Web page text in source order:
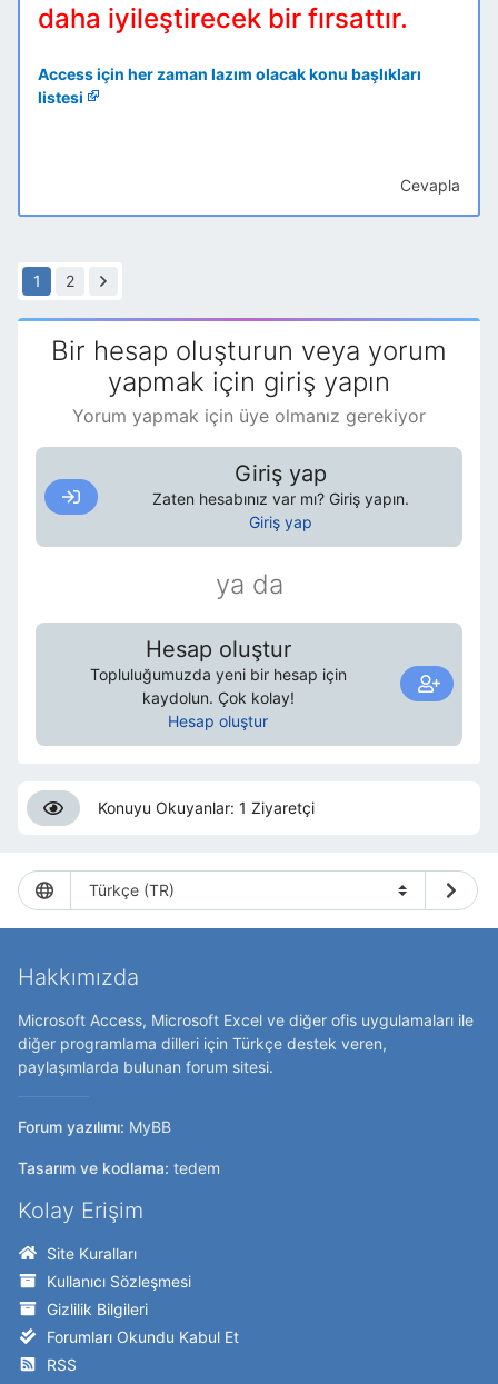
daha iyileştirecek bir fırsattır.
Access için her zaman lazım olacak konu başlıkları
listesi
Cevapla
1 2
Bir hesap oluşturun veya yorum
yapmak için giriş yapın
Yorum yapmak için üye olmanız gerekiyor
Giriş yap
Zaten hesabınız var mı? Giriş yapın.
Giriş yap
ya da
Hesap oluştur
Topluluğumuzda yeni bir hesap için
kaydolun. Çok kolay!
Hesap oluştur
Konuyu Okuyanlar: 1 Ziyaretçi
Hakkımızda
Microsoft Access, Microsoft Excel ve diğer ofis uygulamaları ile
diğer programlama dilleri için Türkçe destek veren,
paylaşımlarda bulunan forum sitesi.
Forum yazılımı: MyBB
Tasarım ve kodlama: tedem
Kolay Erişim
Site Kuralları
Kullanıcı Sözleşmesi
Gizlilik Bilgileri
Forumları Okundu Kabul Et
RSS